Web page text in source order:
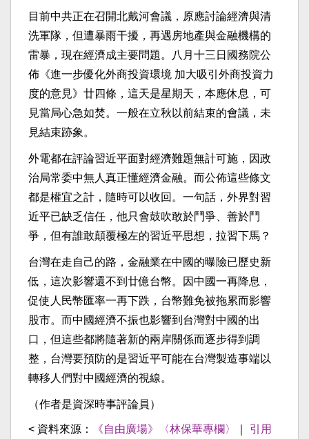
目前中共正在召開北戴河會議，原應討論經濟與清
洗軍隊，但遭暴雨干擾，再遇房地產與金融機構的
雷暴，現在經濟成主要問題。八月十三日國務院公
佈《進一步優化外商投資環境 加大吸引外商投資力
度的意見》廿四條，這天是星期天，本應休息，可
見當局心急如焚。一般在立秋以前結束的會議，未
見結束跡象。
外電都在評論習近平面對經濟難題無計可施，因政
治局常委中無人真正懂經濟金融。而公佈這些條文
都是權宜之計，隨時可以收回。一句話，外界對習
近平已缺乏信任，他只會鼓吹敢於鬥爭、善於鬥
爭，但有誰敢顛覆極左的習近平思想，拉習下馬？
台灣在走自己的路，金融業在中國的曝險已歷史新
低，這次影響還不到廿億台幣。因中國一再降息，
促使人民幣匯率一再下跌，台幣難免被拖累而影響
股市。而中國經濟不振也影響到台灣對中國的出
口，但這些都將隨著新的兩岸關係而逐步得到調
整，台灣要預防的是習近平可能在台灣製造事端以
轉移人們對中國經濟的視線。
（作者是資深時事評論員）
< 資料來源： 《自由廣場》〈林保華專欄〉
引用